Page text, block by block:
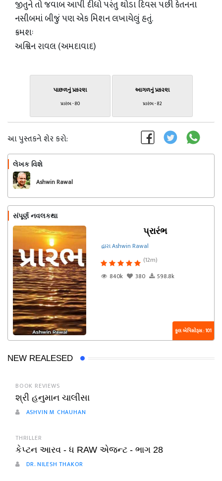
જીતુને તો જવાબ આપી દીધો પરંતુ થોડા દિવસ પછી કેતનના
નસીબમાં બીજું પણ એક મિશન લખાયેલું હતું.
ક્રમશઃ
અશ્વિન રાવલ (અમદાવાદ)
પાછળનું પ્રકરણ
પ્રારંભ - 80
આગળનું પ્રકરણ
પ્રારંભ - 82
આ પુસ્તકને શેર કરો:
લેખક વિશે
Ashwin Rawal
સંપૂર્ણ નવલકથા
પ્રારંભ
દ્વારા Ashwin Rawal
(12m)
840k
380 598.8k
કુલ એપિસોડ્સ : 101
NEW REALESED
BOOK REVIEWS
શ્રી હનુમાન ચાલીસા
ASHVIN M CHAUHAN
THRILLER
કેપ્ટન આરવ - ધ RAW એજન્ટ - ભાગ 28
DR. NILESH THAKOR